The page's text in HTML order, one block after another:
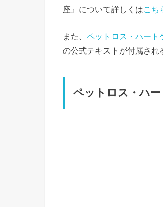
座』について詳しくはこち
また、 ペットロス・ハート
の公式テキストが付属され
ペットロス・ハ